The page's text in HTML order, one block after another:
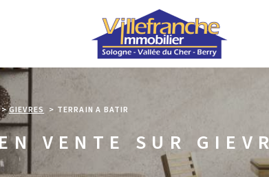
GIEVRES TERRAIN A BATIR
VENTE SUR